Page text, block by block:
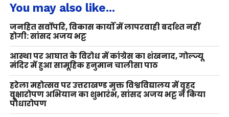
You may also like...
जनहित सर्वोपरि, विकास कार्यों में लापरवाही बर्दाश्त नहीं
होगी: सांसद अजय भट्ट
आस्था पर आघात के विरोध में कांग्रेस का शंखनाद, गोल्ज्यू
मंदिर में हुआ सामूहिक हनुमान चालीसा पाठ
हरेला महोत्सव पर उत्तराखण्ड मुक्त विश्वविद्यालय में वृहद
वृक्षारोपण अभियान का शुभारंभ, सांसद अजय भट्ट ने किया
पौधारोपण